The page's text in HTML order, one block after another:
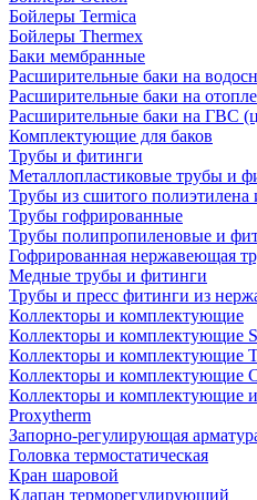
Бойлеры Termica
Бойлеры Thermex
Баки мембранные
Расширительные баки на
Расширительные баки на
Расширительные баки на ГВС
Комплектующие для баков
Трубы и фитинги
Металлопластиковые трубы и
Трубы из сшитого полиэтилена
Трубы гофрированные
Трубы полипропиленовые и
Гофрированная нержавеющая
Медные трубы и фитинги
Трубы и пресс фитинги из
Коллекторы и комплектующие
Коллекторы и комплектующие
Коллекторы и комплектующие
Коллекторы и комплектующие
Коллекторы и комплектующие
Proxytherm
Запорно-регулирующая
Головка термостатическая
Кран шаровой
Клапан терморегулирующий